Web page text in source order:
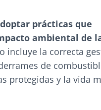
prácticas que
ambiental de
incluye la correcta
de
protegidas y la vida